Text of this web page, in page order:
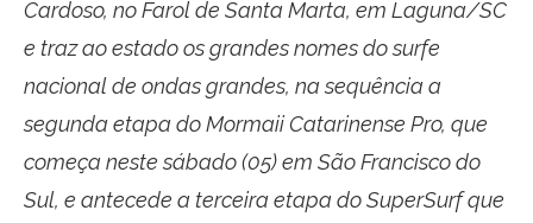
Cardoso, no Farol de Santa Marta, em Laguna/SC
e traz ao estado os grandes nomes do surfe
nacional de ondas grandes, na sequência a
segunda etapa do Mormaii Catarinense Pro, que
começa neste sábado (05) em São Francisco do
Sul, e antecede a terceira etapa do SuperSurf que